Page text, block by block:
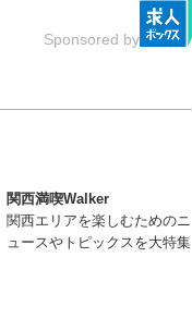
Sponsored by
関西満喫Walker
関西エリアを楽しむためのニ
ュースやトピックスを大特集